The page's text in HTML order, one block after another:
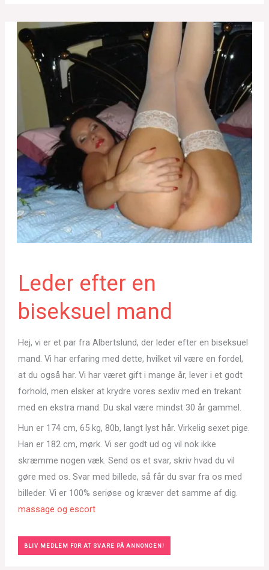
Leder efter en
biseksuel mand
Hej, vi er et par fra Albertslund, der leder efter en biseksuel
mand. Vi har erfaring med dette, hvilket vil være en fordel,
at du også har. Vi har været gift i mange år, lever i et godt
forhold, men elsker at krydre vores sexliv med en trekant
med en ekstra mand. Du skal være mindst 30 år gammel.
Hun er 174 cm, 65 kg, 80b, langt lyst hår. Virkelig sexet pige.
Han er 182 cm, mørk. Vi ser godt ud og vil nok ikke
skræmme nogen væk. Send os et svar, skriv hvad du vil
gøre med os. Svar med billede, så får du svar fra os med
billeder. Vi er 100% seriøse og kræver det samme af dig.
massage og escort
BLIV MEDLEM FOR AT SVARE PÅ ANNONCEN!